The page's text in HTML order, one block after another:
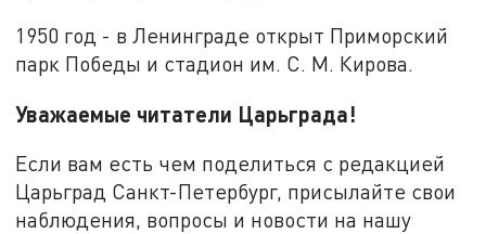
1950 год - в Ленинграде открыт Приморский
парк Победы и стадион им. С. М. Кирова.
Уважаемые читатели Царьграда!
Если вам есть чем поделиться с редакцией
Царьград Санкт-Петербург, присылайте свои
наблюдения, вопросы и новости на нашу